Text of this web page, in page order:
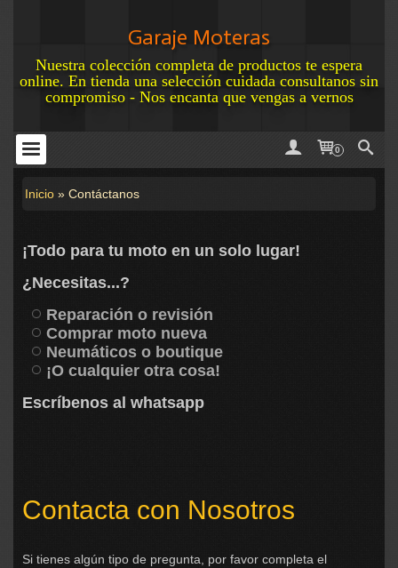
Garaje Moteras
Nuestra colección completa de productos te espera
online. En tienda una selección cuidada consultanos sin
compromiso - Nos encanta que vengas a vernos
0
Inicio » Contáctanos
¡Todo para tu moto en un solo lugar!
¿Necesitas...?
Reparación o revisión
Comprar moto nueva
Neumáticos o boutique
¡O cualquier otra cosa!
Escríbenos al whatsapp
Contacta con Nosotros
Si tienes algún tipo de pregunta, por favor completa el